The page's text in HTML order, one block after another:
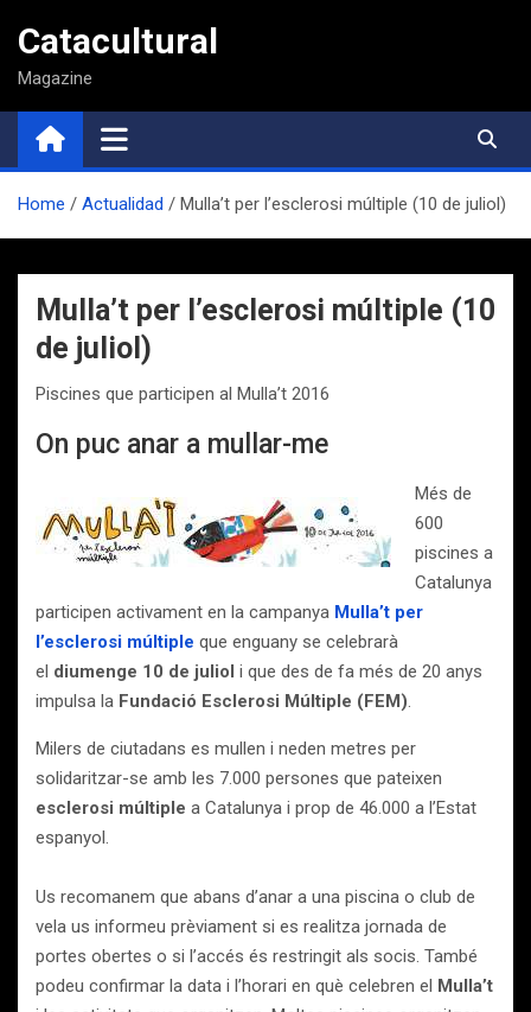
contenido
Catacultural
Magazine
Home Actualidad Mulla’t per l’esclerosi múltiple (10 de juliol)
Mulla’t per l’esclerosi múltiple (10
de juliol)
Piscines que participen al Mulla’t 2016
On puc anar a mullar-me
Més de
600
piscines a
Catalunya
participen activament en la campanya Mulla’t per
l’esclerosi múltiple que enguany se celebrarà
el diumenge 10 de juliol i que des de fa més de 20 anys
impulsa la Fundació Esclerosi Múltiple (FEM).
Milers de ciutadans es mullen i neden metres per
solidaritzar-se amb les 7.000 persones que pateixen
esclerosi múltiple a Catalunya i prop de 46.000 a l’Estat
espanyol.
Us recomanem que abans d’anar a una piscina o club de
vela us informeu prèviament si es realitza jornada de
portes obertes o si l’accés és restringit als socis. També
podeu confirmar la data i l’horari en què celebren el Mulla’t